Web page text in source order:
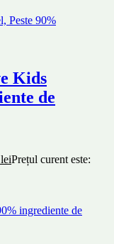
Kids
de
leiPrețul curent este: